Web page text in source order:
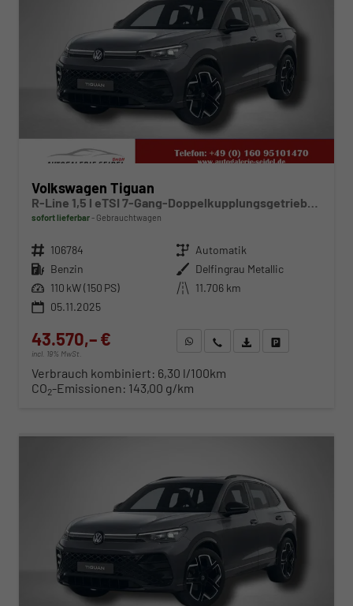
Volkswagen Tiguan
R-Line 1,5 l eTSI 7-Gang-Doppelkupplungsgetriebe DSG
sofort lieferbar Gebrauchtwagen
Fahrzeugnr. 106784 Getriebe Automatik
Kraftstoff Benzin Außenfarbe Delfingrau Metallic
Leistung 110 kW (150 PS) Kilometerstand 11.706 km
05.11.2025
43.570,– €
incl. 19% MwSt.
WhatsApp anfragen
Wir rufen Sie anFahrzeugexposé (PDF)
Verbrauch kombiniert: 6,30 l/100km
CO2-Emissionen: 143,00 g/km